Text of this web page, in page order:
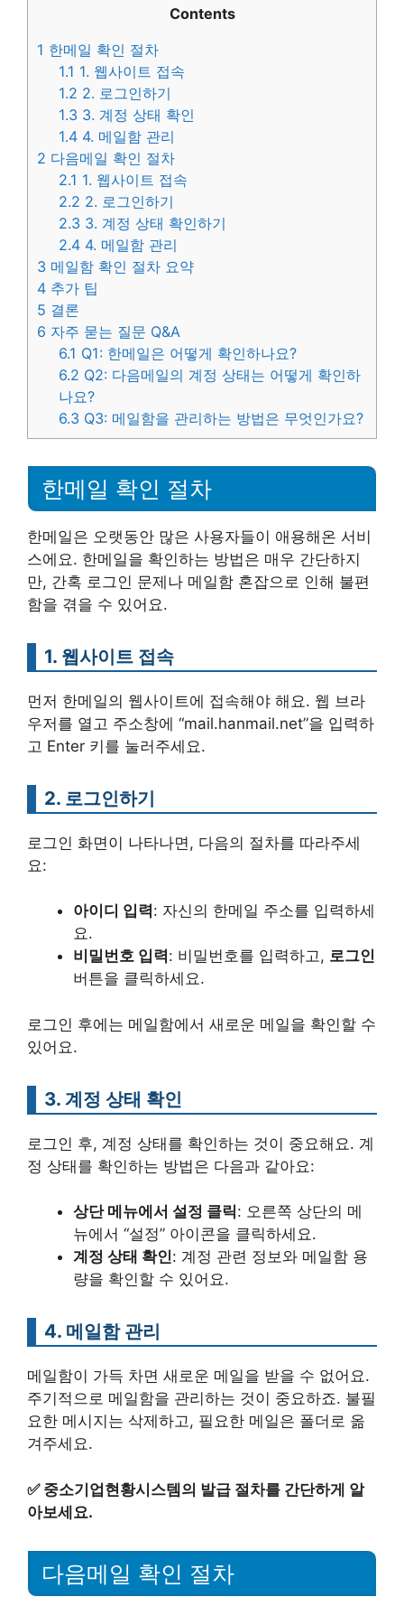
Contents
1 한메일 확인 절차
1.1 1. 웹사이트 접속
1.2 2. 로그인하기
1.3 3. 계정 상태 확인
1.4 4. 메일함 관리
2 다음메일 확인 절차
2.1 1. 웹사이트 접속
2.2 2. 로그인하기
2.3 3. 계정 상태 확인하기
2.4 4. 메일함 관리
3 메일함 확인 절차 요약
4 추가 팁
5 결론
6 자주 묻는 질문 Q&A
6.1 Q1: 한메일은 어떻게 확인하나요?
6.2 Q2: 다음메일의 계정 상태는 어떻게 확인하
나요?
6.3 Q3: 메일함을 관리하는 방법은 무엇인가요?
한메일 확인 절차
한메일은 오랫동안 많은 사용자들이 애용해온 서비
스에요. 한메일을 확인하는 방법은 매우 간단하지
만, 간혹 로그인 문제나 메일함 혼잡으로 인해 불편
함을 겪을 수 있어요.
1. 웹사이트 접속
먼저 한메일의 웹사이트에 접속해야 해요. 웹 브라
우저를 열고 주소창에 “mail.hanmail.net”을 입력하
고 Enter 키를 눌러주세요.
2. 로그인하기
로그인 화면이 나타나면, 다음의 절차를 따라주세
요:
아이디 입력: 자신의 한메일 주소를 입력하세
요.
비밀번호 입력: 비밀번호를 입력하고, 로그인
버튼을 클릭하세요.
로그인 후에는 메일함에서 새로운 메일을 확인할 수
있어요.
3. 계정 상태 확인
로그인 후, 계정 상태를 확인하는 것이 중요해요. 계
정 상태를 확인하는 방법은 다음과 같아요:
상단 메뉴에서 설정 클릭: 오른쪽 상단의 메
뉴에서 “설정” 아이콘을 클릭하세요.
계정 상태 확인: 계정 관련 정보와 메일함 용
량을 확인할 수 있어요.
4. 메일함 관리
메일함이 가득 차면 새로운 메일을 받을 수 없어요.
주기적으로 메일함을 관리하는 것이 중요하죠. 불필
요한 메시지는 삭제하고, 필요한 메일은 폴더로 옮
겨주세요.
✅ 중소기업현황시스템의 발급 절차를 간단하게 알
아보세요.
다음메일 확인 절차